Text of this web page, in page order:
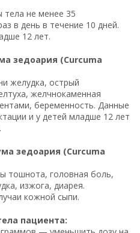
тела не менее 35
в день в течение 10 дней.
12 лет.
зедоария (Curcuma
желудка, острый
желчнокаменная
беременность. Данные
и у детей младше 12 лет
зедоария (Curcuma
тошнота, головная боль,
изжога, диарея.
кожной сыпи.
пациента: